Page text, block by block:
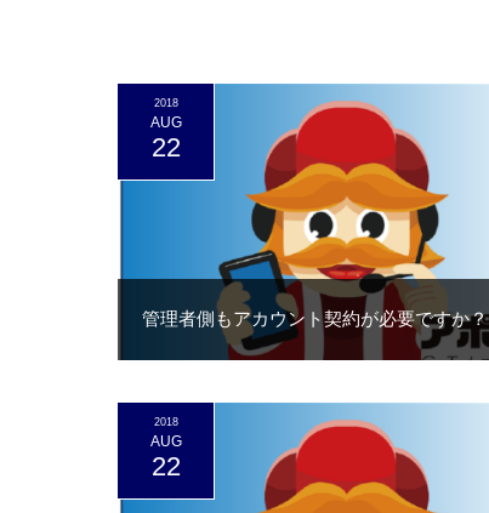
管理者側もアカウント契約が必要ですか？
2018
AUG
22
2018
AUG
22